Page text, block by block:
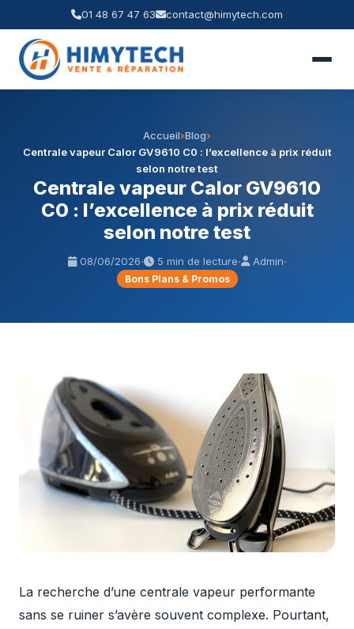
01 48 67 47 63 contact@himytech.com
Accueil›Blog›
Centrale vapeur Calor GV9610 C0 : l’excellence à prix réduit
selon notre test
Centrale vapeur Calor GV9610
C0 : l’excellence à prix réduit
selon notre test
08/06/2026· 5 min de lecture· Admin·
Bons Plans & Promos
La recherche d’une centrale vapeur performante
sans se ruiner s’avère souvent complexe. Pourtant,